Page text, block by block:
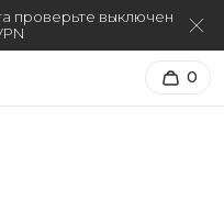
проверьте выключен
0